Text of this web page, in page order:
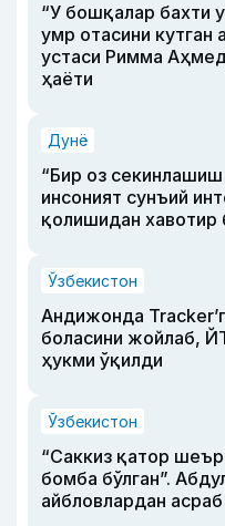
“У бошқалар бахти
умр отасини кутган
устаси Римма
ҳаёти
Дунё
“Бир оз
инсоният сунъий
қолишидан хавотир
Ўзбекистон
Андижонда
боласини жойлаб,
ҳукми ўқилди
Ўзбекистон
“Саккиз қатор
бомба бўлган”.
айбловлардан